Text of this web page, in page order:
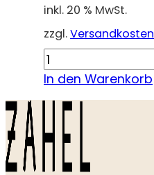
inkl. 20 % MwSt.
zzgl.Versandkosten
Ried
Reisberg
Mauerberg
Riesling
2024
Menge
In den Warenkorb